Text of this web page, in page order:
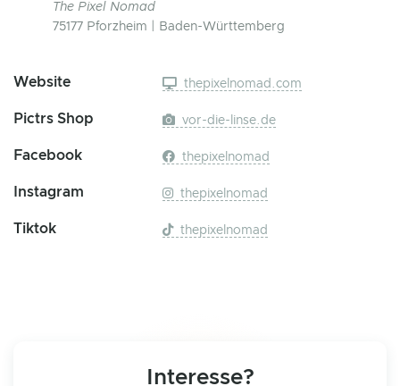
The Pixel Nomad
75177 Pforzheim | Baden-Württemberg
Website thepixelnomad.com
Pictrs Shop vor-die-linse.de
Facebook thepixelnomad
Instagram thepixelnomad
Tiktok thepixelnomad
Interesse?